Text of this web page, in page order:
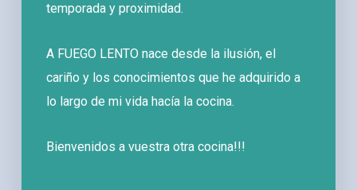
temporada y proximidad.
A FUEGO LENTO nace desde la ilusión, el
cariño y los conocimientos que he adquirido a
lo largo de mi vida hacía la cocina.
Bienvenidos a vuestra otra cocina!!!